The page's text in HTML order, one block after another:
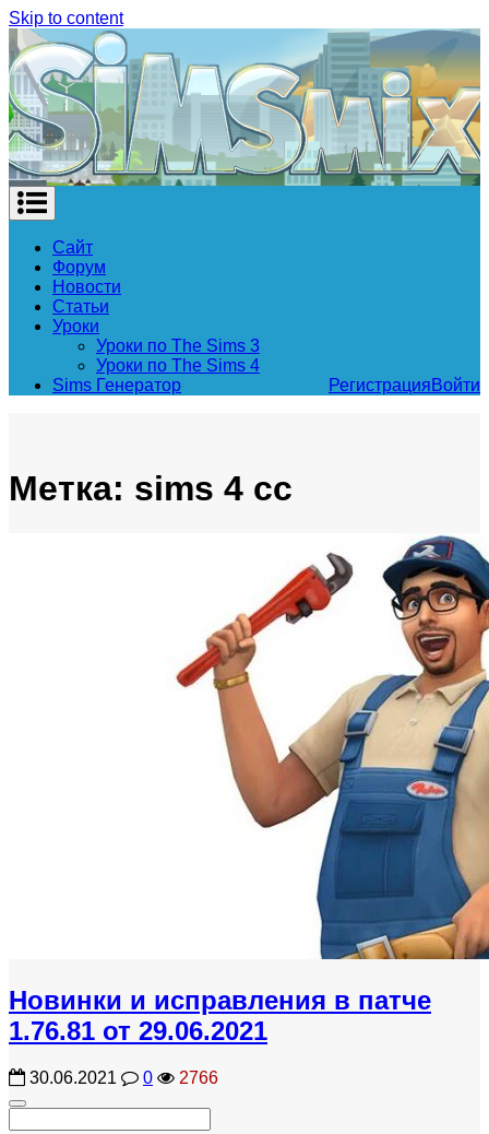
Skip to content
Сайт
Форум
Новости
Статьи
Уроки
Уроки по The Sims 3
Уроки по The Sims 4
Войти
Регистрация
Sims Генератор
Метка: sims 4 cc
Новинки и исправления в патче
1.76.81 от 29.06.2021
30.06.2021 0 2766